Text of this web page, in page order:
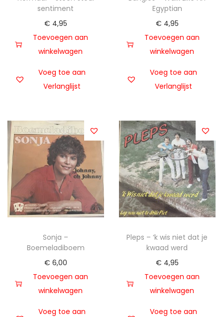
sentiment
€ 4,95
Toevoegen aan
winkelwagen
Voeg toe aan
Verlanglijst
Egyptian
€ 4,95
Toevoegen aan
winkelwagen
Voeg toe aan
Verlanglijst
Sonja –
Boemeladiboem
€ 6,00
Toevoegen aan
winkelwagen
Voeg toe aan
Pleps – ‘k wis niet dat je
kwaad werd
€ 4,95
Toevoegen aan
winkelwagen
Voeg toe aan